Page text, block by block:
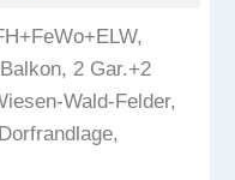
2 Gar.+2
Wald-Felder,